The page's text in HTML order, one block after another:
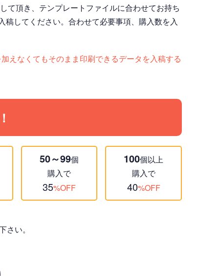
て頂き、テンプレートファイルに合わせてお持ち
してください。合わせて必要事項、購入数を入
えなくてもそのまま印刷できるデータを入稿する
50～99個
購入で
35%OFF
100個以上
購入で
40%OFF
い。